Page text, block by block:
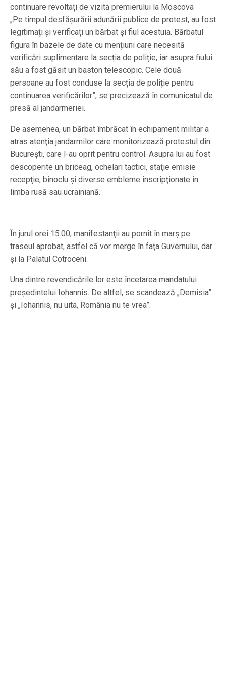
continuare revoltați de vizita premierului la Moscova
„Pe timpul desfășurării adunării publice de protest, au fost
legitimați și verificați un bărbat și fiul acestuia. Bărbatul
figura în bazele de date cu mențiuni care necesită
verificări suplimentare la secția de poliție, iar asupra fiului
său a fost găsit un baston telescopic. Cele două
persoane au fost conduse la secția de poliție pentru
continuarea verificărilor”, se precizează în comunicatul de
presă al jandarmeriei.
De asemenea, un bărbat îmbrăcat în echipament militar a
atras atenţia jandarmilor care monitorizează protestul din
Bucureşti, care l-au oprit pentru control. Asupra lui au fost
descoperite un briceag, ochelari tactici, staţie emisie
recepţie, binoclu şi diverse embleme inscripţionate în
limba rusă sau ucrainiană.
În jurul orei 15.00, manifestanţii au pornit în marş pe
traseul aprobat, astfel că vor merge în faţa Guvernului, dar
şi la Palatul Cotroceni.
Una dintre revendicările lor este încetarea mandatului
preşedintelui Iohannis. De altfel, se scandează „Demisia”
şi „Iohannis, nu uita, România nu te vrea”.